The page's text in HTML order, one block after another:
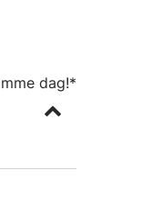
dag!*